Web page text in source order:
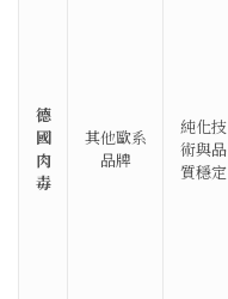
德
國
肉
毒
其他歐系
品牌
純化技
術與品
質穩定